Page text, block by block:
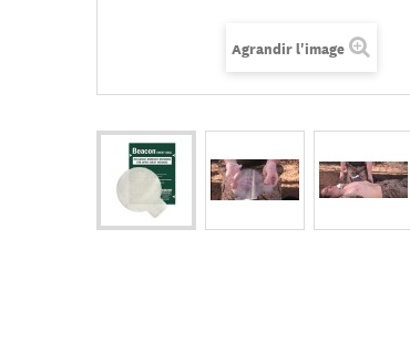
Agrandir l'image